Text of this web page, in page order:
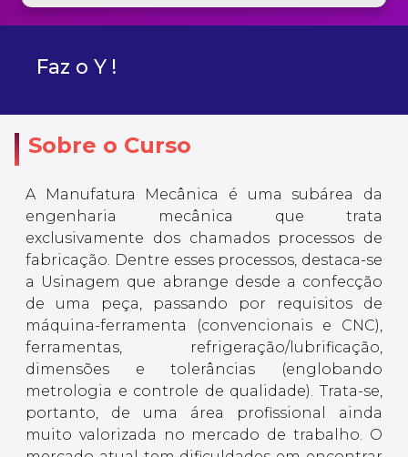
Faz o Y !
Sobre o Curso
A Manufatura Mecânica é uma subárea da
engenharia mecânica que trata
exclusivamente dos chamados processos de
fabricação. Dentre esses processos, destaca-se
a Usinagem que abrange desde a confecção
de uma peça, passando por requisitos de
máquina-ferramenta (convencionais e CNC),
ferramentas, refrigeração/lubrificação,
dimensões e tolerâncias (englobando
metrologia e controle de qualidade). Trata-se,
portanto, de uma área profissional ainda
muito valorizada no mercado de trabalho. O